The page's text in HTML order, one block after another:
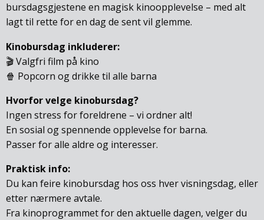
bursdagsgjestene en magisk kinoopplevelse – med alt
lagt til rette for en dag de sent vil glemme.
Kinobursdag inkluderer:
🎬 Valgfri film på kino
🍿 Popcorn og drikke til alle barna
Hvorfor velge kinobursdag?
Ingen stress for foreldrene – vi ordner alt!
En sosial og spennende opplevelse for barna.
Passer for alle aldre og interesser.
Praktisk info:
Du kan feire kinobursdag hos oss hver visningsdag, eller
etter nærmere avtale.
Fra kinoprogrammet for den aktuelle dagen, velger du